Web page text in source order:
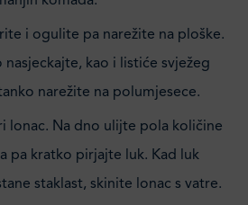
i ogulite pa narežite na ploške.
nasjeckajte, kao i listiće svježeg
narežite na polumjesece.
lonac. Na dno ulijte pola količine
pa kratko pirjajte luk. Kad luk
staklast, skinite lonac s vatre.